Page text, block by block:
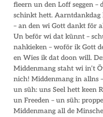
fieern un den Loff seggen –
schinkt hett.
– an den wi Gott dankt för
Un beför wi dat künnt –
nahkieken – woför ik Gott
en Wies ik dat doon will.
Middenmang staht wi in’t
nich! Middenmang in allns
un süh: uns Seel hett keen
un Freeden – un süh:
Middenmang all de